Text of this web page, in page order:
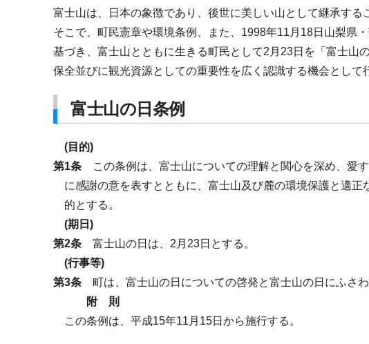
富士山は、日本の象徴であり、後世に美しい山として継承する
そこで、町民憲章や環境条例、また、1998年11月18日山梨県
基づき、富士山とともに生きる町民として2月23日を「富士山
保全並びに観光資源としての重要性を広く認識する機会として
富士山の日条例
(目的)
第1条 この条例は、富士山についての理解と関心を深め、愛
に感謝の意を表すとともに、富士山及び麓の環境保護と適
的とする。
(期日)
第2条 富士山の日は、2月23日とする。
(行事等)
第3条 町は、富士山の日についての啓発と富士山の日にふさわ
附 則
この条例は、平成15年11月15日から施行する。